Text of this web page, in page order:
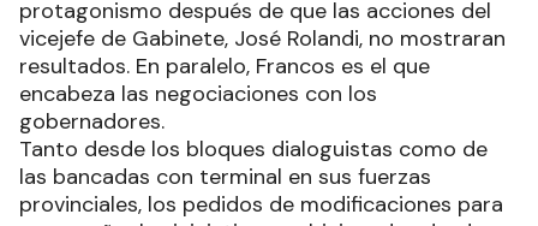
protagonismo después de que las acciones del
vicejefe de Gabinete, José Rolandi, no mostraran
resultados. En paralelo, Francos es el que
encabeza las negociaciones con los
gobernadores.
Tanto desde los bloques dialoguistas como de
las bancadas con terminal en sus fuerzas
provinciales, los pedidos de modificaciones para